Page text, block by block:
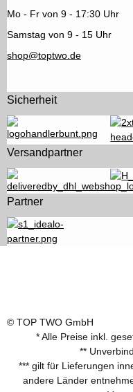
Mo - Fr von 9 - 17:30 Uhr
Samstag von 9 - 15 Uhr
shop@toptwo.de
Sicherheit
Versandpartner
Partner
© TOP TWO GmbH
* Alle Preise inkl.
**
*** gilt für Lieferungen
andere Länder